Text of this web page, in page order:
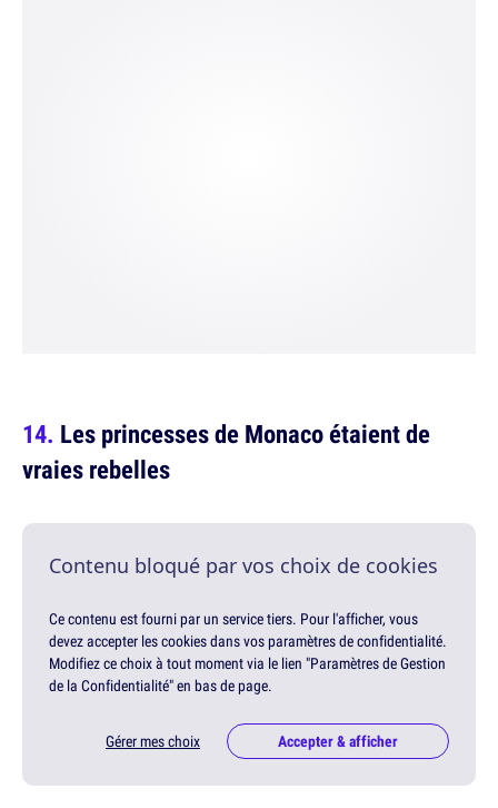
Les princesses de Monaco étaient de
vraies rebelles
Contenu bloqué par vos choix de cookies
Ce contenu est fourni par un service tiers. Pour l'afficher, vous
devez accepter les cookies dans vos paramètres de confidentialité.
Modifiez ce choix à tout moment via le lien "Paramètres de Gestion
de la Confidentialité" en bas de page.
Gérer mes choix Accepter & afficher